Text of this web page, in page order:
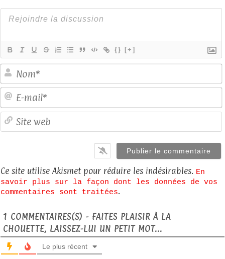
{} [+]
Ce site utilise Akismet pour réduire les indésirables. En
savoir plus sur la façon dont les données de vos
commentaires sont traitées.
1 COMMENTAIRES(S) - FAITES PLAISIR À LA
CHOUETTE, LAISSEZ-LUI UN PETIT MOT...
Le plus récent